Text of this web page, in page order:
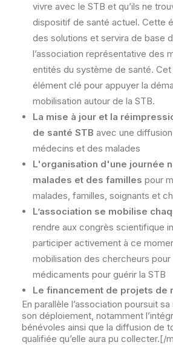
vivre avec le STB et qu’ils ne
dispositif de santé actuel. Cette
des solutions et servira de base
l’association représentative des
entités du système de santé. Cet
élément clé pour appuyer la
mobilisation autour de la STB.
La mise à jour et la
de santé STB avec une
médecins et des malades
L'organisation d'une journée
malades et des familles pour
malades, familles, soignants et
L’association se mobilise
rendre aux congrès scientifique
participer activement à ce
mobilisation des chercheurs
médicaments pour guérir la STB
Le financement de projets de
En parallèle l’association poursuit
son déploiement, notamment
bénévoles ainsi que la diffusion de
qualifiée qu’elle aura pu collecter.[/